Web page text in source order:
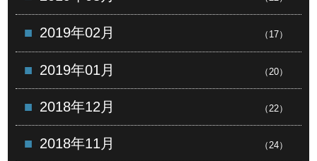
2019年02月 （17）
2019年01月 （20）
2018年12月 （22）
2018年11月 （24）